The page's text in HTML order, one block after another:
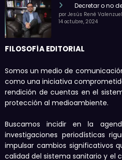
Decretar o no
por Jesús René
14 octubre, 2024
FILOSOFÍA EDITORIAL
Somos un medio de
como una iniciativa
rendición de cuentas en el
protección al medioambiente.
Buscamos incidir en la
investigaciones periodísticas
impulsar cambios significativos
calidad del sistema sanitario y el